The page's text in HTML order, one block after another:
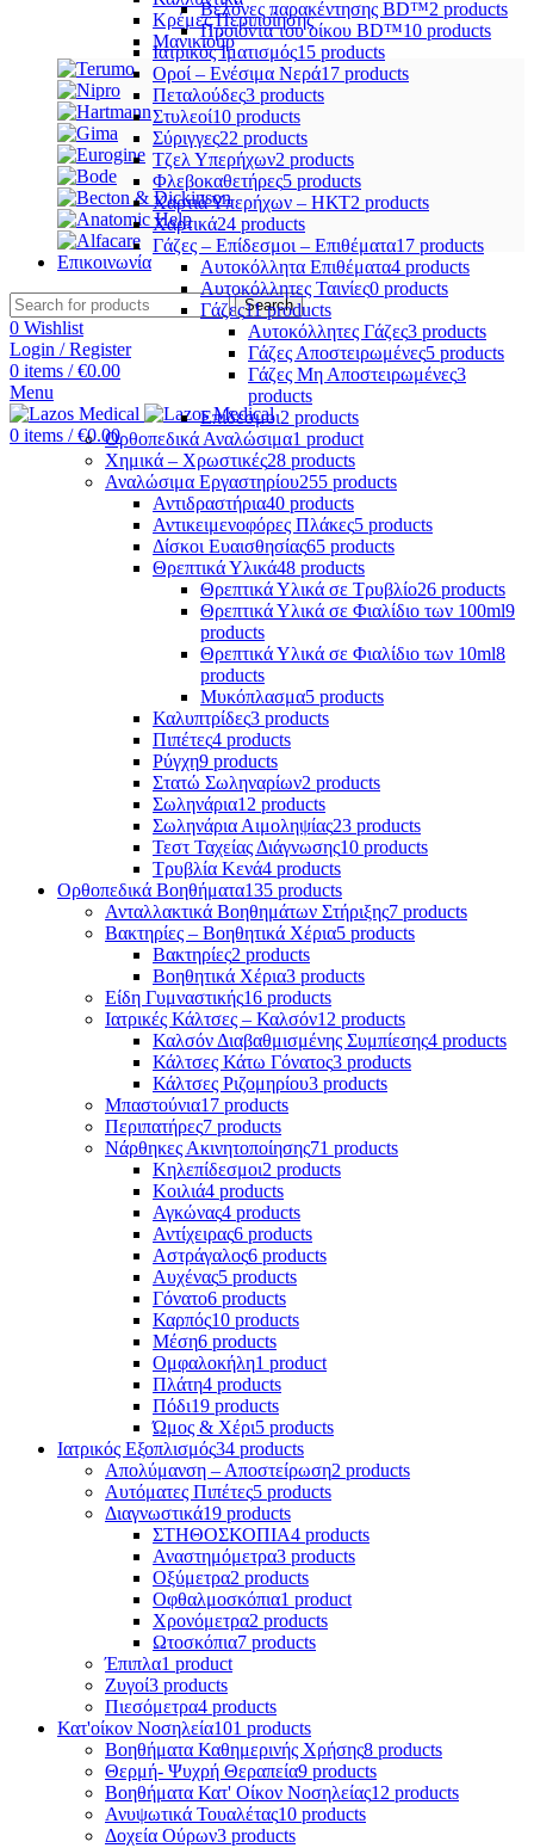
Κρέμες Περιποίησης
Μανικιούρ
Επικοινωνία
Search
0 Wishlist
Login / Register
0 items / €0.00
Menu
0 items / €0.00
Βελόνες παρακέντησης BD™2 products
Προϊόντα του οίκου BD™10 products
Ιατρικός Ιματισμός15 products
Οροί – Ενέσιμα Νερά17 products
Πεταλούδες3 products
Στυλεοί10 products
Σύριγγες22 products
Τζελ Υπερήχων2 products
Φλεβοκαθετήρες5 products
Χαρτιά Υπερήχων – ΗΚΤ2 products
Χαρτικά24 products
Γάζες – Επίδεσμοι – Επιθέματα17 products
Αυτοκόλλητα Επιθέματα4 products
Αυτοκόλλητες Ταινίες0 products
Γάζες11 products
Αυτοκόλλητες Γάζες3 products
Γάζες Αποστειρωμένες5 products
Γάζες Μη Αποστειρωμένες3
products
Επίδεσμοι2 products
Ορθοπεδικά Αναλώσιμα1 product
Χημικά – Χρωστικές28 products
Αναλώσιμα Εργαστηρίου255 products
Αντιδραστήρια40 products
Αντικειμενοφόρες Πλάκες5 products
Δίσκοι Ευαισθησίας65 products
Θρεπτικά Υλικά48 products
Θρεπτικά Υλικά σε Τρυβλίο26 products
Θρεπτικά Υλικά σε Φιαλίδιο των 100ml9
products
Θρεπτικά Υλικά σε Φιαλίδιο των 10ml8
products
Μυκόπλασμα5 products
Καλυπτρίδες3 products
Πιπέτες4 products
Ρύγχη9 products
Στατώ Σωληναρίων2 products
Σωληνάρια12 products
Σωληνάρια Αιμοληψίας23 products
Τεστ Ταχείας Διάγνωσης10 products
Τρυβλία Κενά4 products
Ορθοπεδικά Βοηθήματα135 products
Ανταλλακτικά Βοηθημάτων Στήριξης7 products
Βακτηρίες – Βοηθητικά Χέρια5 products
Βακτηρίες2 products
Βοηθητικά Χέρια3 products
Είδη Γυμναστικής16 products
Ιατρικές Κάλτσες – Καλσόν12 products
Καλσόν Διαβαθμισμένης Συμπίεσης4 products
Κάλτσες Κάτω Γόνατος3 products
Κάλτσες Ριζομηρίου3 products
Μπαστούνια17 products
Περιπατήρες7 products
Νάρθηκες Ακινητοποίησης71 products
Κηλεπίδεσμοι2 products
Κοιλιά4 products
Αγκώνας4 products
Αντίχειρας6 products
Αστράγαλος6 products
Αυχένας5 products
Γόνατο6 products
Καρπός10 products
Μέση6 products
Ομφαλοκήλη1 product
Πλάτη4 products
Πόδι19 products
Ώμος & Χέρι5 products
Ιατρικός Εξοπλισμός34 products
Απολύμανση – Αποστείρωση2 products
Αυτόματες Πιπέτες5 products
Διαγνωστικά19 products
ΣΤΗΘΟΣΚΟΠΙΑ4 products
Αναστημόμετρα3 products
Οξύμετρα2 products
Οφθαλμοσκόπια1 product
Χρονόμετρα2 products
Ωτοσκόπια7 products
Έπιπλα1 product
Ζυγοί3 products
Πιεσόμετρα4 products
Κατ'οίκον Νοσηλεία101 products
Βοηθήματα Καθημερινής Χρήσης8 products
Θερμή- Ψυχρή Θεραπεία9 products
Βοηθήματα Κατ' Οίκον Νοσηλείας12 products
Ανυψωτικά Τουαλέτας10 products
Δοχεία Ούρων3 products